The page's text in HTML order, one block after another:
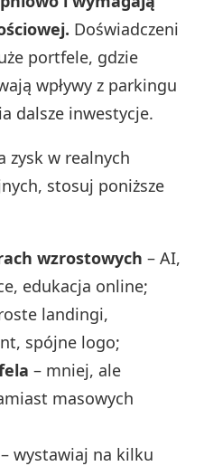
Doświadczeni
portfele, gdzie
wpływy z parkingu
dalsze inwestycje.
zysk w realnych
stosuj poniższe
wzrostowych – AI,
edukacja online;
landingi,
spójne logo;
– mniej, ale
masowych
– wystawiaj na kilku